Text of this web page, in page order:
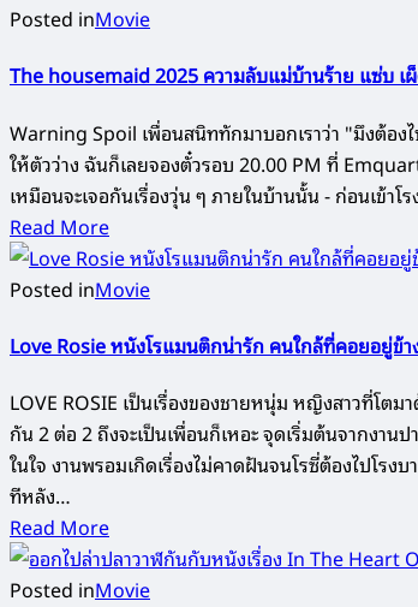
Posted inMovie
The housemaid 2025 ความลับแม่บ้านร้าย แซ่บ
Warning Spoil เพื่อนสนิททักมาบอกเราว่า "มึงต้อง
ให้ตัวว่าง ฉันก็เลยจองตั๋วรอบ 20.00 PM ที่
เหมือนจะเจอกันเรื่องวุ่น ๆ ภายในบ้านนั้น - ก่อนเข้า
Read More
Posted inMovie
Love Rosie หนังโรแมนติกน่ารัก คนใกล้ที่คอยอยู่ข้า
LOVE ROSIE เป็นเรื่องของชายหนุ่ม หญิงสาวที่โ
กัน 2 ต่อ 2 ถึงจะเป็นเพื่อนก็เหอะ จุดเริ่มต้นจากงาน
ในใจ งานพรอมเกิดเรื่องไม่คาดฝันจนโรซี่ต้องไปโร
ทีหลัง…
Read More
Posted inMovie